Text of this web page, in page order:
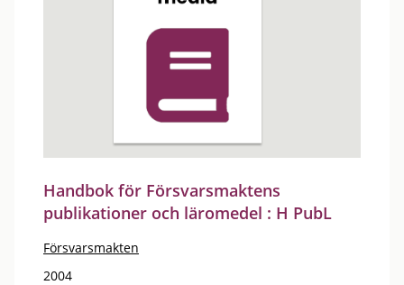
Handbok för Försvarsmaktens
publikationer och läromedel : H PubL
Försvarsmakten
2004